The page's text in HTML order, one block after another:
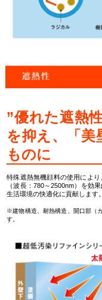
”優れた遮熱
を抑え、「美
ものに
特殊遮熱無機顔料の使用によ
（波長：780～2500nm）を効
生活環境の快適化に貢献します。
※建物構造、耐熱構造、開口部（
す。